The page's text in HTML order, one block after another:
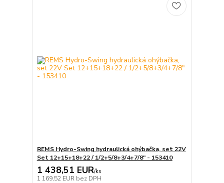
REMS Hydro-Swing hydraulická ohýbačka, set 22V
Set 12+15+18+22 / 1/2+5/8+3/4+7/8" - 153410
1 438,51 EUR/ks
1 169,52 EUR bez DPH